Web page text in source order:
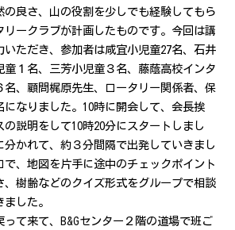
の良さ、山の役割を少しでも経験してもら
リークラブが計画したものです。今回は講
いただき、参加者は咸宜小児童27名、石井
童１名、三芳小児童３名、藤蔭高校インタ
名、顧問梶原先生、ロータリー関係者、保
になりました。10時に開会して、会長挨
説明をして10時20分にスタートしまし
分かれて、約３分間隔で出発していきまし
で、地図を片手に途中のチェックポイント
、樹齢などのクイズ形式をグループで相談
した。
って来て、B&Gセンター２階の道場で班ご